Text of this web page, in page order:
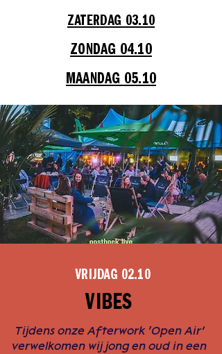
ZATERDAG 03.10
ZONDAG 04.10
MAANDAG 05.10
VRIJDAG 02.10
VIBES
Tijdens onze Afterwork ‘Open Air’
verwelkomen wij jong en oud in een